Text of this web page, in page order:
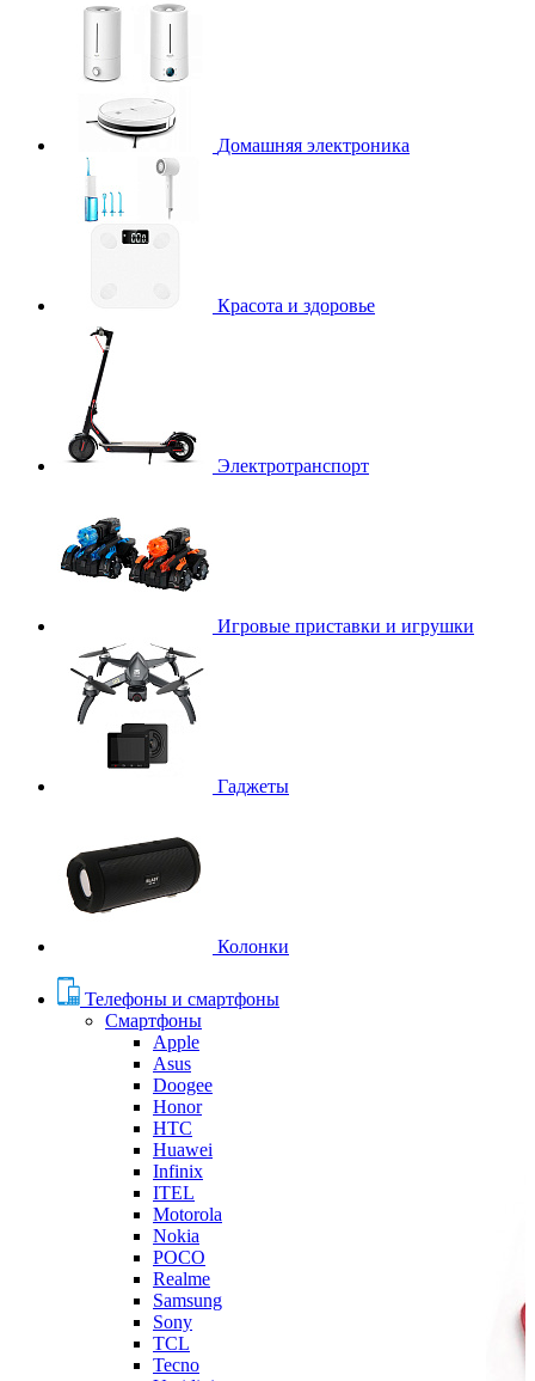
Домашняя электроника
Красота и здоровье
Электротранспорт
Игровые приставки и игрушки
Гаджеты
Колонки
Телефоны и смартфоны
Смартфоны
Apple
Asus
Doogee
Honor
HTC
Huawei
Infinix
ITEL
Motorola
Nokia
POCO
Realme
Samsung
Sony
TCL
Tecno